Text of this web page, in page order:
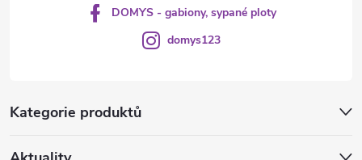
Kategorie produktů
DOMYS - gabiony, sypané ploty
domys123